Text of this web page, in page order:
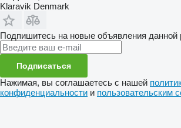
Klaravik Denmark
Подпишитесь на новые объявления данной
Подписаться
Нажимая, вы соглашаетесь с нашей
конфиденциальности и пользовательским